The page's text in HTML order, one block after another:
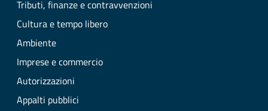
Tributi, finanze e contravvenzioni
Cultura e tempo libero
Ambiente
Imprese e commercio
Autorizzazioni
Appalti pubblici